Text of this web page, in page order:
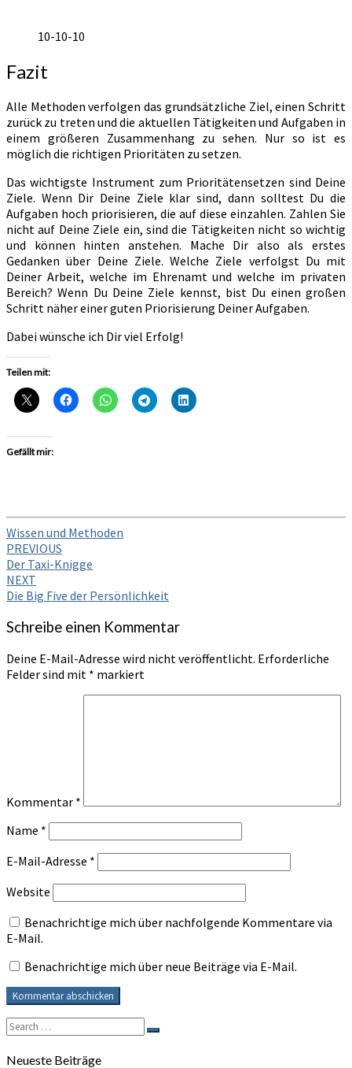
10-10-10
Fazit
Alle Methoden verfolgen das grundsätzliche Ziel, einen Schritt
zurück zu treten und die aktuellen Tätigkeiten und Aufgaben in
einem größeren Zusammenhang zu sehen. Nur so ist es
möglich die richtigen Prioritäten zu setzen.
Das wichtigste Instrument zum Prioritätensetzen sind Deine
Ziele. Wenn Dir Deine Ziele klar sind, dann solltest Du die
Aufgaben hoch priorisieren, die auf diese einzahlen. Zahlen Sie
nicht auf Deine Ziele ein, sind die Tätigkeiten nicht so wichtig
und können hinten anstehen. Mache Dir also als erstes
Gedanken über Deine Ziele. Welche Ziele verfolgst Du mit
Deiner Arbeit, welche im Ehrenamt und welche im privaten
Bereich? Wenn Du Deine Ziele kennst, bist Du einen großen
Schritt näher einer guten Priorisierung Deiner Aufgaben.
Dabei wünsche ich Dir viel Erfolg!
Teilen mit:
Gefällt mir:
Wissen und Methoden
Post
navigation
PREVIOUS
Der Taxi-Knigge
NEXT
Die Big Five der Persönlichkeit
Schreibe einen Kommentar
Deine E-Mail-Adresse wird nicht veröffentlicht. Erforderliche
Felder sind mit * markiert
Kommentar *
Name *
E-Mail-Adresse *
Website
Benachrichtige mich über nachfolgende Kommentare via
E-Mail.
Benachrichtige mich über neue Beiträge via E-Mail.
Search
for:
Search
Neueste Beiträge